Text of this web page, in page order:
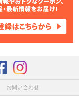
お問い合わせ